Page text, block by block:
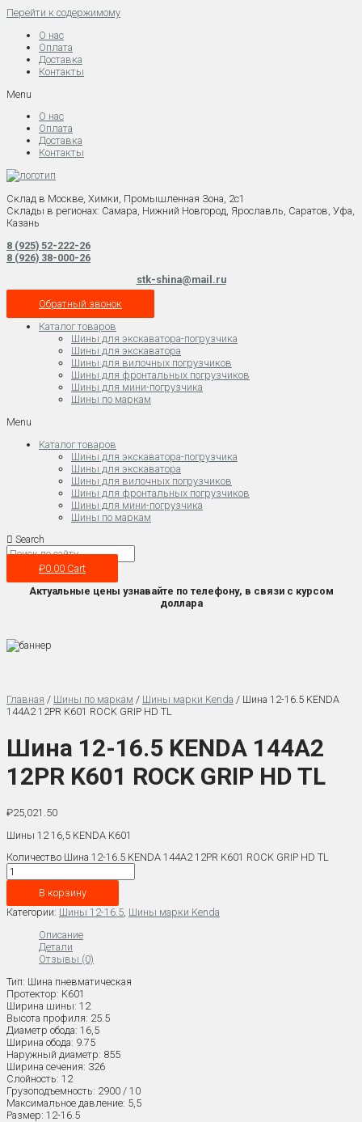
Перейти к содержимому
О нас
Оплата
Доставка
Контакты
Menu
О нас
Оплата
Доставка
Контакты
Склад в Москве, Химки, Промышленная Зона, 2с1
Склады в регионах: Самара, Нижний Новгород, Ярославль, Саратов, Уфа,
Казань
8 (925) 52-222-26
8 (926) 38-000-26
stk-shina@mail.ru
Обратный звонок
Каталог товаров
Шины для экскаватора-погрузчика
Шины для экскаватора
Шины для вилочных погрузчиков
Шины для фронтальных погрузчиков
Шины для мини-погрузчика
Шины по маркам
Menu
Каталог товаров
Шины для экскаватора-погрузчика
Шины для экскаватора
Шины для вилочных погрузчиков
Шины для фронтальных погрузчиков
Шины для мини-погрузчика
Шины по маркам
Search
₽0.00 Cart
Актуальные цены узнавайте по телефону, в связи с курсом
доллара
Главная / Шины по маркам / Шины марки Kenda / Шина 12-16.5 KENDA
144A2 12PR K601 ROCK GRIP HD TL
Шина 12-16.5 KENDA 144A2
12PR K601 ROCK GRIP HD TL
₽25,021.50
Шины 12 16,5 KENDA K601
Количество Шина 12-16.5 KENDA 144A2 12PR K601 ROCK GRIP HD TL
В корзину
Категории: Шины 12-16.5, Шины марки Kenda
Описание
Детали
Отзывы (0)
Тип: Шина пневматическая
Протектор: K601
Ширина шины: 12
Высота профиля: 25.5
Диаметр обода: 16,5
Ширина обода: 9.75
Наружный диаметр: 855
Ширина сечения: 326
Слойность: 12
Грузоподъемность: 2900 / 10
Максимальное давление: 5,5
Размер: 12-16.5